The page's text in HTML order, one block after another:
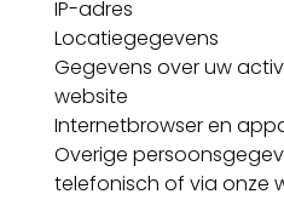
IP-adres
Locatiegegevens
Gegevens over uw
website
Internetbrowser en
Overige
telefonisch of via onze